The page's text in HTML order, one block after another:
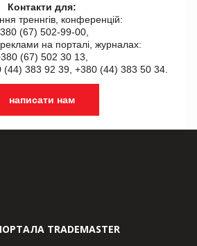
Контакти для:
треннгів, конференцій:
(67) 502-99-00,
на порталі, журналах:
(67) 502 30 13,
(44) 383 92 39, +380 (44) 383 50 34.
написати нам
TRADEMASTER